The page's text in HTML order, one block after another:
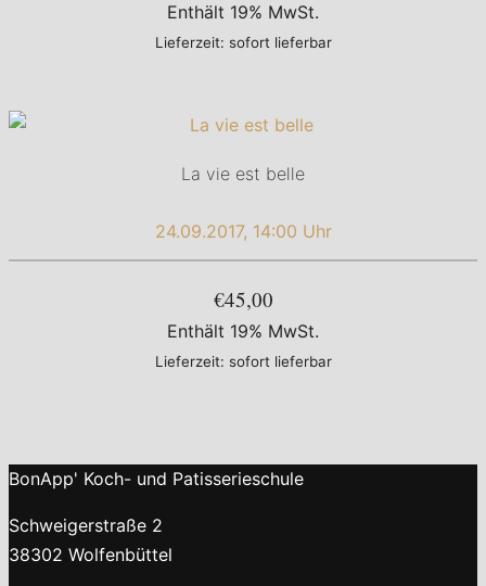
Enthält 19% MwSt.
Lieferzeit: sofort lieferbar
La vie est belle
24.09.2017, 14:00 Uhr
€45,00
Enthält 19% MwSt.
Lieferzeit: sofort lieferbar
BonApp' Koch- und Patisserieschule
Schweigerstraße 2
38302 Wolfenbüttel